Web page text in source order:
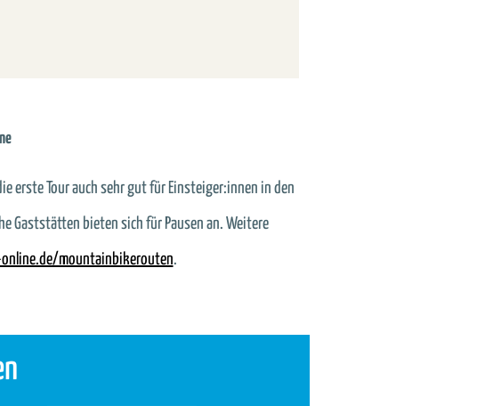
erste Tour auch sehr gut für Einsteiger:innen in den
Gaststätten bieten sich für Pausen an. Weitere
mountainbikerouten.